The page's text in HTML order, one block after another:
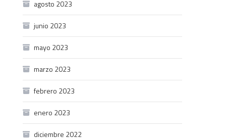
agosto 2023
junio 2023
mayo 2023
marzo 2023
febrero 2023
enero 2023
diciembre 2022